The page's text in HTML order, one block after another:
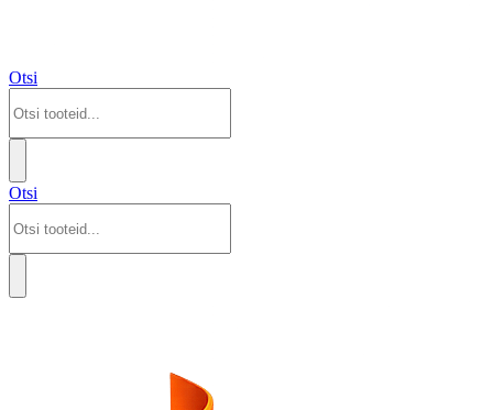
Otsi
Otsi